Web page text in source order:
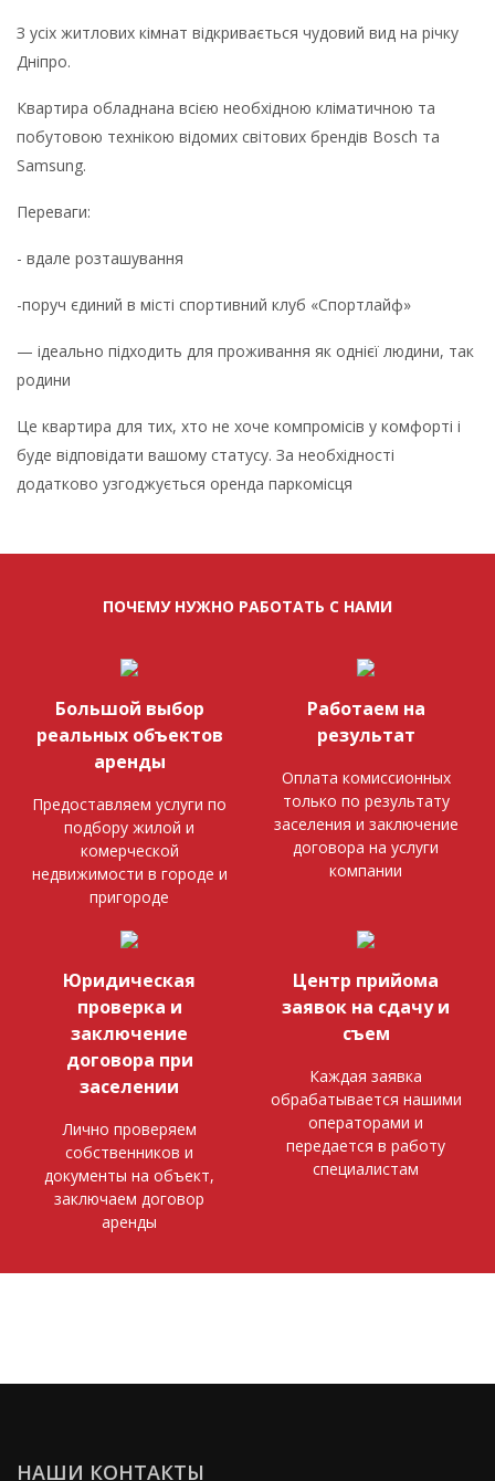
З усіх житлових кімнат відкривається чудовий вид на річку
Дніпро.
Квартира обладнана всією необхідною кліматичною та
побутовою технікою відомих світових брендів Bosch та
Samsung.
Переваги:
- вдале розташування
-поруч єдиний в місті спортивний клуб «Спортлайф»
— ідеально підходить для проживання як однієї людини, так
родини
Це квартира для тих, хто не хоче компромісів у комфорті і
буде відповідати вашому статусу. За необхідності
додатково узгоджується оренда паркомісця
ПОЧЕМУ НУЖНО РАБОТАТЬ С НАМИ
Большой выбор
реальных объектов
аренды
Предоставляем услуги по
подбору жилой и
комерческой
недвижимости в городе и
пригороде
Работаем на
результат
Оплата комиссионных
только по результату
заселения и заключение
договора на услуги
компании
Юридическая
проверка и
заключение
договора при
заселении
Лично проверяем
собственников и
документы на объект,
заключаем договор
аренды
Центр прийома
заявок на сдачу и
съем
Каждая заявка
обрабатывается нашими
операторами и
передается в работу
специалистам
НАШИ КОНТАКТЫ